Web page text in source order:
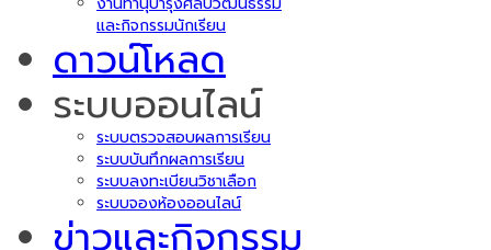
และกิจกรรมนักเรียน
ดาวน์โหลด
ระบบออนไลน์
ระบบตรวจสอบผลการเรียน
ระบบบันทึกผลการเรียน
ระบบลงทะเบียนวิชาเลือก
ระบบจองห้องออนไลน์
ข่าวและกิจกรรม